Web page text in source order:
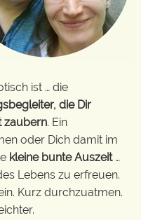
ist … die
die Dir
zaubern. Ein
oder Dich damit im
kleine bunte Auszeit…
Lebens zu erfreuen.
Kurz durchzuatmen.